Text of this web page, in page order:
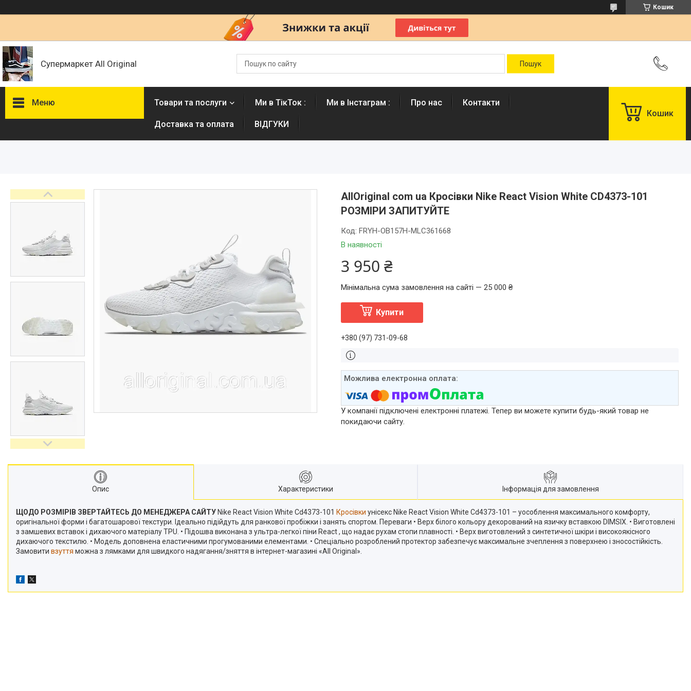
Кошик
Супермаркет All Original
Меню Товари та послуги Ми в ТікТок : Ми в Інстаграм : Про нас Контакти
Доставка та оплата ВІДГУКИ
Кошик
AllOriginal com ua Кросівки Nike React Vision White CD4373-101
РОЗМІРИ ЗАПИТУЙТЕ
В наявності
Код: FRYH-OB157H-MLC361668
3 950 ₴
Мінімальна сума замовлення на сайті — 25 000 ₴
Купити
+380 (97) 731-09-68
У компанії підключені електронні платежі. Тепер ви можете купити будь-який товар не
покидаючи сайту.
Опис Характеристики Інформація для замовлення
ЩОДО РОЗМІРІВ ЗВЕРТАЙТЕСЬ ДО МЕНЕДЖЕРА САЙТУ Nike React Vision White Cd4373-101 Кросівки унісекс Nike React Vision White Cd4373-101 – уособлення максимального комфорту,
оригінальної форми і багатошарової текстури. Ідеально підійдуть для ранкової пробіжки і занять спортом. Переваги • Верх білого кольору декорований на язичку вставкою DIMSIX. • Виготовлені
з замшевих вставок і дихаючого матеріалу TPU. • Підошва виконана з ультра-легкої піни React , що надає рухам стопи плавності. • Верх виготовлений з синтетичної шкіри і високоякісного
дихаючого текстилю. • Модель доповнена еластичними прогумованими елементами. • Спеціально розроблений протектор забезпечує максимальне зчеплення з поверхнею і зносостійкість.
Замовити взуття можна з лямками для швидкого надягання/зняття в інтернет-магазині «All Original».